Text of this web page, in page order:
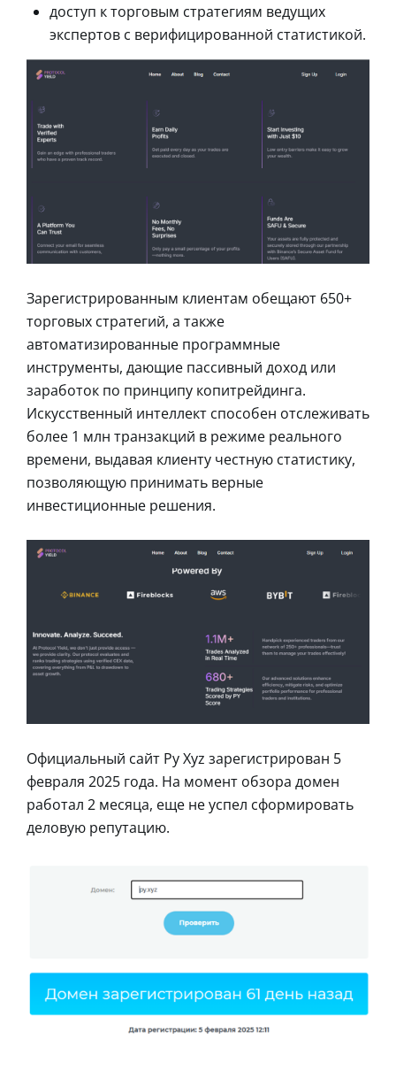
доступ к торговым стратегиям ведущих
экспертов с верифицированной статистикой.
Зарегистрированным клиентам обещают 650+
торговых стратегий, а также
автоматизированные программные
инструменты, дающие пассивный доход или
заработок по принципу копитрейдинга.
Искусственный интеллект способен отслеживать
более 1 млн транзакций в режиме реального
времени, выдавая клиенту честную статистику,
позволяющую принимать верные
инвестиционные решения.
Официальный сайт Py Xyz зарегистрирован 5
февраля 2025 года. На момент обзора домен
работал 2 месяца, еще не успел сформировать
деловую репутацию.